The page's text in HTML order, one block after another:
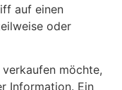
auf einen
oder
möchte,
Information. Ein